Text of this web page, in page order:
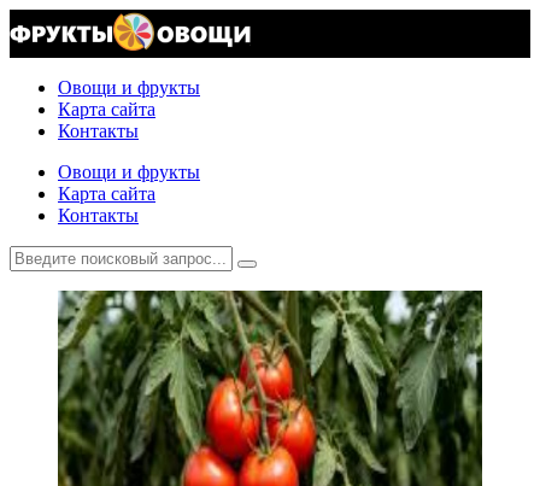
Овощи и фрукты
Карта сайта
Контакты
Овощи и фрукты
Карта сайта
Контакты